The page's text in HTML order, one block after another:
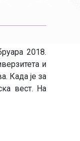
2018.
и
Када је за
вест. На